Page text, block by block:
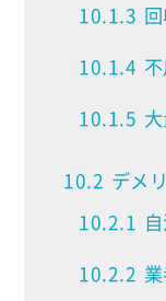
10.1.3
10.1.4
10.1.5
10.2 デメ
10.2.1
10.2.2